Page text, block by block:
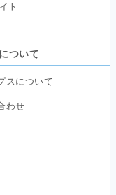
ト
ついて
スについて
わせ